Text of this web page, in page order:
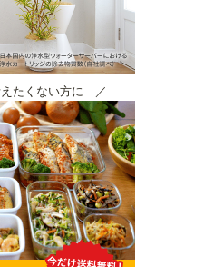
たくない方に ／